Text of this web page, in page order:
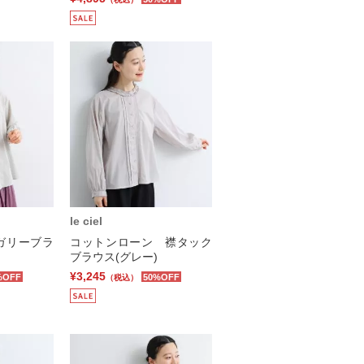
ーブラ
le ciel
コットンローン 襟タック
ブラウス(グレー)
¥3,245 （税込） 50%OFF